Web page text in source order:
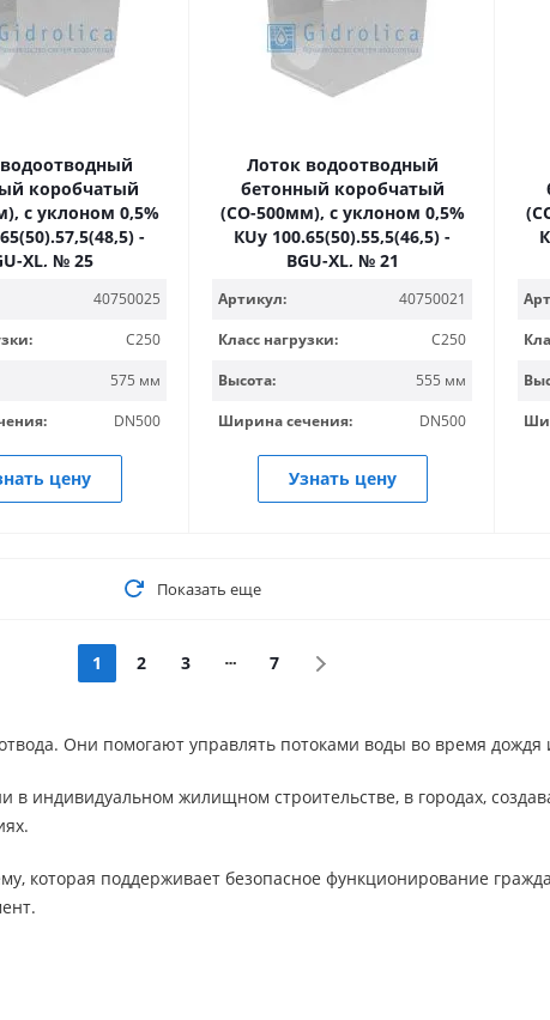
коробчатый
с уклоном 0,5%
-
XL, № 25
40750025
C250
575 мм
DN500
цену
Лоток водоотводный
бетонный коробчатый
(СО-500мм), с уклоном 0,5%
КUу 100.65(50).55,5(46,5) -
BGU-XL, № 21
Артикул:
40750021
Класс нагрузки:
C250
Высота:
555 мм
Ширина сечения:
DN500
Узнать цену
Показать еще
1 2 3 7
Они помогают управлять потоками воды во время дождя
индивидуальном жилищном строительстве, в городах,
которая поддерживает безопасное функционирование